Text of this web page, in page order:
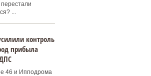
...
контроль
прибыла
46 и Ипподрома